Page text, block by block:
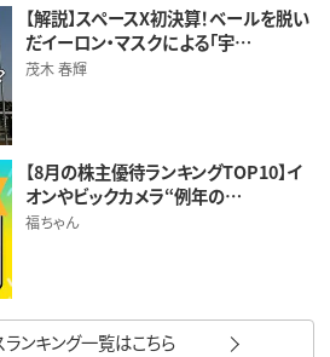
【解説】スペースX初決算！ベールを脱い
だイーロン・マスクによる「宇…
茂木 春輝
【8月の株主優待ランキングTOP10】イ
オンやビックカメラ“例年の…
福ちゃん
ランキング一覧はこちら